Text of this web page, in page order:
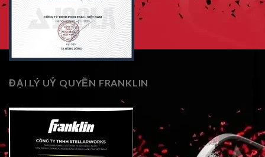
ĐẠI LÝ UỶ QUYỀN FRANKLIN